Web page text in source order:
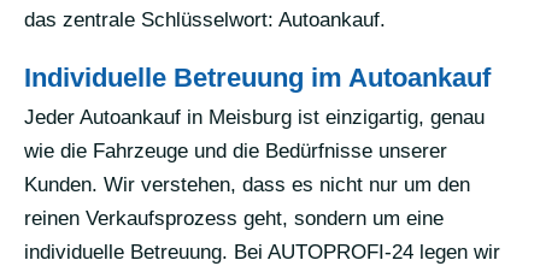
das zentrale Schlüsselwort: Autoankauf.
Individuelle Betreuung im Autoankauf
Jeder Autoankauf in Meisburg ist einzigartig, genau
wie die Fahrzeuge und die Bedürfnisse unserer
Kunden. Wir verstehen, dass es nicht nur um den
reinen Verkaufsprozess geht, sondern um eine
individuelle Betreuung. Bei AUTOPROFI-24 legen wir